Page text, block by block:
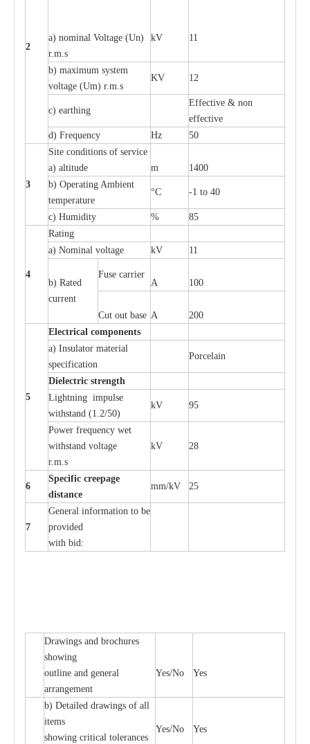
2
a) nominal Voltage (Un)
r.m.s
kV 11
b) maximum system
voltage (Um) r.m.s
KV 12
c) earthing
Effective & non
effective
d) Frequency Hz 50
3
Site conditions of service
a) altitude m
1400
b) Operating Ambient
temperature
°C -1 to 40
c) Humidity % 85
4
Rating
a) Nominal voltage kV 11
b) Rated
current
Fuse carrier
A
100
Cut out base A 200
5
Electrical components
a) Insulator material
specification
Porcelain
Dielectric strength
Lightning impulse
withstand (1.2/50)
kV 95
Power frequency wet
withstand voltage
r.m.s
kV 28
6
Specific creepage
distance
mm/kV 25
7
General information to be
provided
with bid:
Drawings and brochures
showing
outline and general
arrangement
Yes/No Yes
b) Detailed drawings of all
items
showing critical tolerances
Yes/No Yes